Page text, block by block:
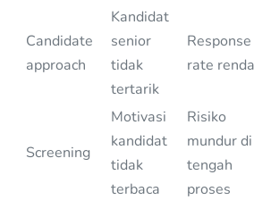
Candidate
approach
Kandidat
senior
tidak
tertarik
Response
rate
Screening
Motivasi
kandidat
tidak
terbaca
Risiko
mundur di
tengah
proses